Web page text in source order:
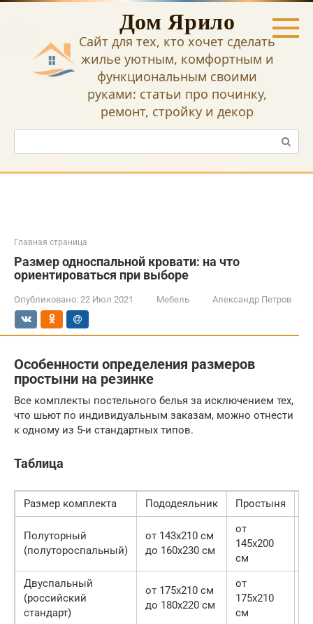
Перейти
Дом Ярило
Сайт для тех, кто хочет сделать
жилье уютным, комфортным и
функциональным своими
руками: статьи про починку,
ремонт, стройку и декор
Поиск:
Главная страница
Размер односпальной кровати: на что
ориентироваться при выборе
Опубликовано: 22 Июл 2021 Мебель Александр Петров
Особенности определения размеров
простыни на резинке
Все комплекты постельного белья за исключением тех,
что шьют по индивидуальным заказам, можно отнести
к одному из 5-и стандартных типов.
Таблица
Размер комплекта Пододеяльник Простыня
Полуторный
(полутороспальный)
от 143х210 см
до 160х230 см
от
145х200
см
Двуспальный
(российский
стандарт)
от 175х210 см
до 180х220 см
от
175х210
см